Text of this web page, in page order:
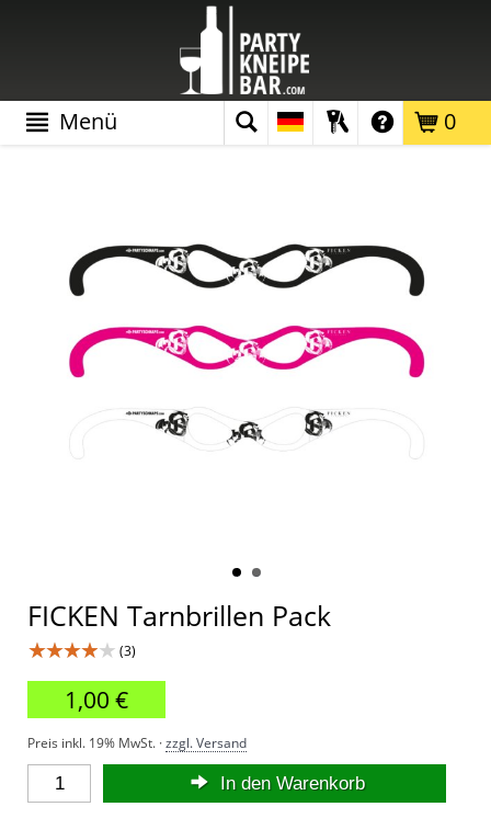
0
Menü
FICKEN Tarnbrillen Pack
★★★★★ (3)
1,00 €
Preis inkl. 19% MwSt. ·zzgl. Versand
In den Warenkorb